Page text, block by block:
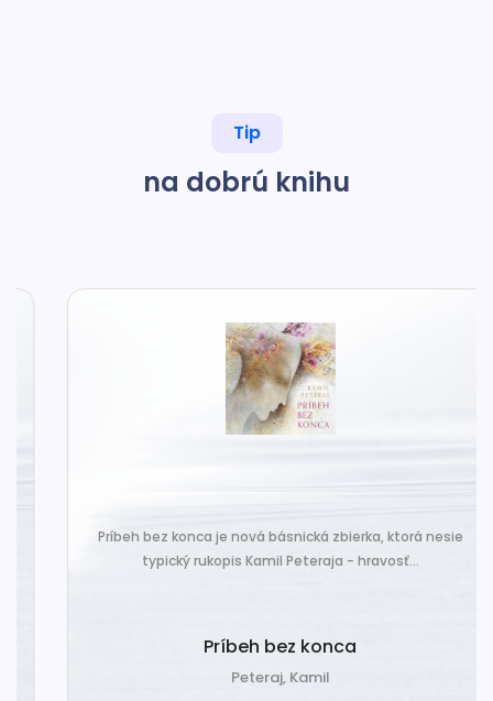
Tip
na dobrú knihu
Príbeh bez konca je nová básnická zbierka, ktorá nesie
typický rukopis Kamil Peteraja - hravosť...
Príbeh bez konca
Peteraj, Kamil